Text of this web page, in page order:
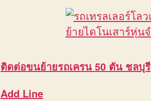
ติดต่อขนย้ายรถเครน 50 ตัน ชลบุรี
Add Line